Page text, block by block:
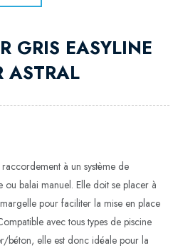
GRIS EASYLINE
ASTRAL
à un système de
balai manuel. Elle doit se placer à
pour faciliter la mise en place
avec tous types de piscine
béton, elle est donc idéale pour la